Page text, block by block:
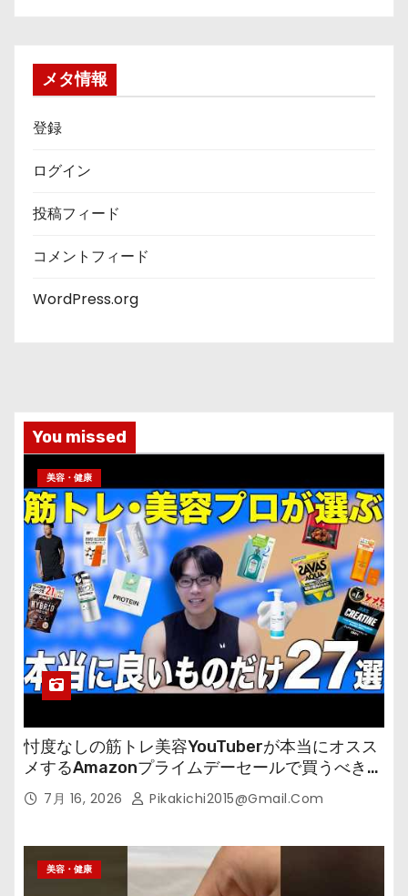
メタ情報
登録
ログイン
投稿フィード
コメントフィード
WordPress.org
You missed
美容・健康
忖度なしの筋トレ美容YouTuberが本当にオスス
メするAmazonプライムデーセールで買うべきも
の 7月 16, 2026 Pikakichi2015@gmail.com
美容・健康